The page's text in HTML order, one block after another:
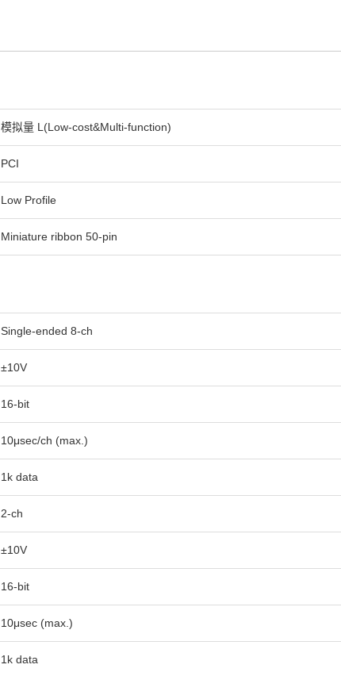
模拟量 L(Low-cost&Multi-function)
PCI
Low Profile
Miniature ribbon 50-pin
Single-ended 8-ch
±10V
16-bit
10μsec/ch (max.)
1k data
2-ch
±10V
16-bit
10μsec (max.)
1k data